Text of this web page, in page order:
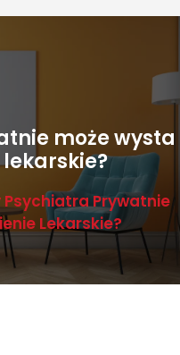
może wysta
Psychiatra Prywatnie
Lekarskie?